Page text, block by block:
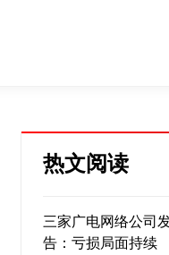
热文阅读
三家广电网络公司
告：亏损局面持续